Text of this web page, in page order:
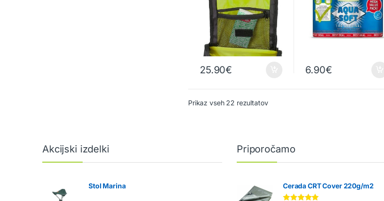
25.90€ 6.90€
Prikaz vseh 22 rezultatov
Akcijski izdelki
Stol Marina
Priporočamo
Cerada CRT Cover 220g/m2